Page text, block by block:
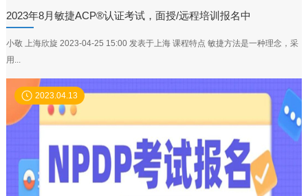
2023年8月敏捷ACP®认证考试，面授/远程培训报名中
小敬 上海欣旋 2023-04-25 15:00 发表于上海 课程特点 敏捷方法是一种理念，采
用...
2023.04.13